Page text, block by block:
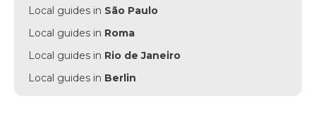
Local guides in São Paulo
Local guides in Roma
Local guides in Rio de Janeiro
Local guides in Berlin